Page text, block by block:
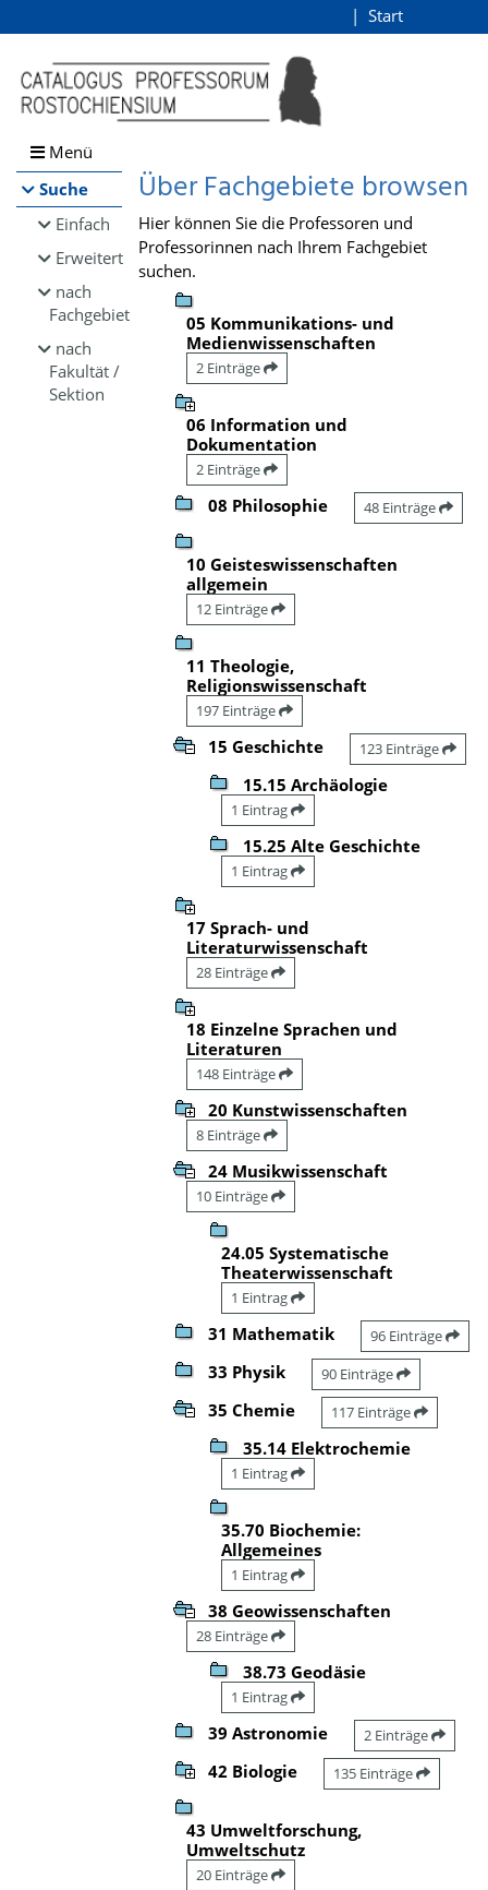
Browsen
direkt zum Inhalt
Start
Menü
Suche
Einfach
Erweitert
nach
Fachgebiet
nach
Fakultät /
Sektion
Über Fachgebiete browsen
Hier können Sie die Professoren und
Professorinnen nach Ihrem Fachgebiet
suchen.
05 Kommunikations- und
Medienwissenschaften
2 Einträge
06 Information und
Dokumentation
2 Einträge
08 Philosophie 48 Einträge
10 Geisteswissenschaften
allgemein
12 Einträge
11 Theologie,
Religionswissenschaft
197 Einträge
15 Geschichte 123 Einträge
15.15 Archäologie
1 Eintrag
15.25 Alte Geschichte
1 Eintrag
17 Sprach- und
Literaturwissenschaft
28 Einträge
18 Einzelne Sprachen und
Literaturen
148 Einträge
20 Kunstwissenschaften
8 Einträge
24 Musikwissenschaft
10 Einträge
24.05 Systematische
Theaterwissenschaft
1 Eintrag
31 Mathematik 96 Einträge
33 Physik 90 Einträge
35 Chemie 117 Einträge
35.14 Elektrochemie
1 Eintrag
35.70 Biochemie:
Allgemeines
1 Eintrag
38 Geowissenschaften
28 Einträge
38.73 Geodäsie
1 Eintrag
39 Astronomie 2 Einträge
42 Biologie 135 Einträge
43 Umweltforschung,
Umweltschutz
20 Einträge